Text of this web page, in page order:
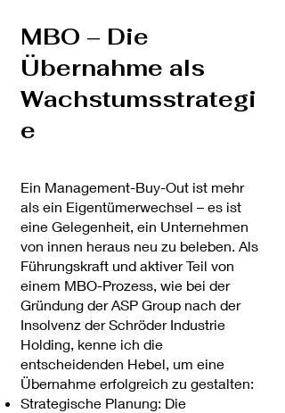
MBO – Die
Übernahme als
Wachstumsstrategi
e
Ein Management-Buy-Out ist mehr
als ein Eigentümerwechsel – es ist
eine Gelegenheit, ein Unternehmen
von innen heraus neu zu beleben. Als
Führungskraft und aktiver Teil von
einem MBO-Prozess, wie bei der
Gründung der ASP Group nach der
Insolvenz der Schröder Industrie
Holding, kenne ich die
entscheidenden Hebel, um eine
Übernahme erfolgreich zu gestalten:
Strategische Planung: Die